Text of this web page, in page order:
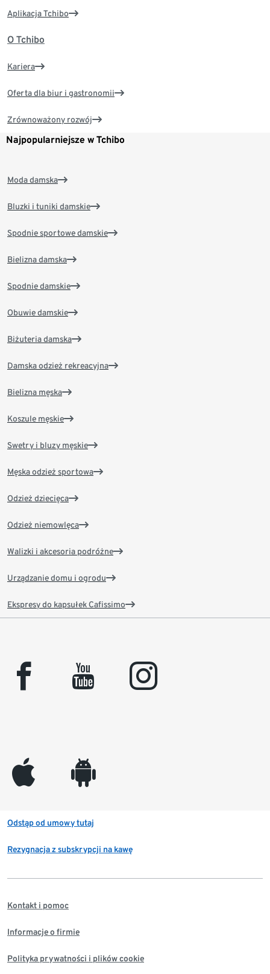
Aplikacja Tchibo
O Tchibo
Kariera
Oferta dla biur i gastronomii
Zrównoważony rozwój
Najpopularniejsze w Tchibo
Moda damska
Bluzki i tuniki damskie
Spodnie sportowe damskie
Bielizna damska
Spodnie damskie
Obuwie damskie
Biżuteria damska
Damska odzież rekreacyjna
Bielizna męska
Koszule męskie
Swetry i bluzy męskie
Męska odzież sportowa
Odzież dziecięca
Odzież niemowlęca
Walizki i akcesoria podróżne
Urządzanie domu i ogrodu
Ekspresy do kapsułek Cafissimo
facebook youtube instagram
appleinc android
Odstąp od umowy tutaj
Rezygnacja z subskrypcji na kawę
Kontakt i pomoc
Informacje o firmie
Polityka prywatności i plików cookie